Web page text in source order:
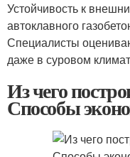
Устойчивость к
автоклавного
Специалисты
даже в суровом
Из чего
Способы